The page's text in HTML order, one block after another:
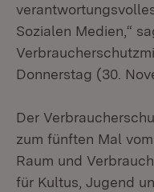
Sozialen Medien,“
Donnerstag (30.
Der
zum fünften Mal
Raum und
für Kultus, Jugend